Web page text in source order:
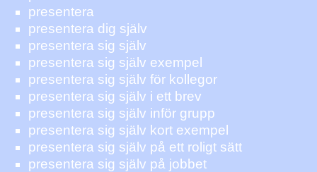
presentera
presentera dig själv
presentera sig själv
presentera sig själv exempel
presentera sig själv för kollegor
presentera sig själv i ett brev
presentera sig själv inför grupp
presentera sig själv kort exempel
presentera sig själv på ett roligt sätt
presentera sig själv på jobbet